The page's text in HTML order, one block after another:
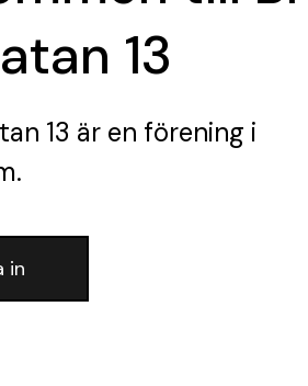
13
13 är en förening i
in